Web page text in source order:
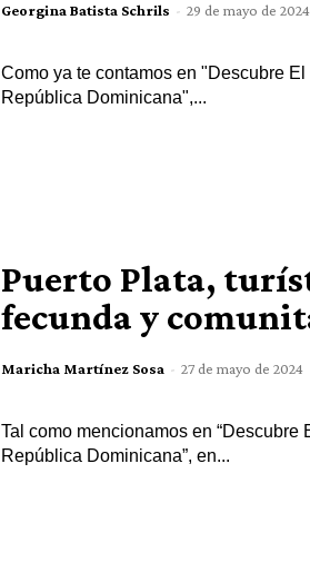
Georgina Batista Schrils - 29 de mayo de 2024
Como ya te contamos en "Descubre
República Dominicana",...
Puerto Plata,
fecunda y
Maricha Martínez Sosa - 27 de mayo de 2024
Tal como mencionamos en “Descubre
República Dominicana”, en...